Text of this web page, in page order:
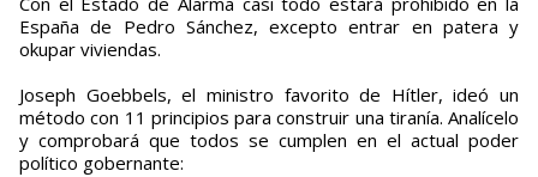
España de Pedro Sánchez, excepto entrar en patera y
okupar viviendas.
Joseph Goebbels, el ministro favorito de Hítler, ideó un
método con 11 principios para construir una tiranía. Analícelo
y comprobará que todos se cumplen en el actual poder
político gobernante: